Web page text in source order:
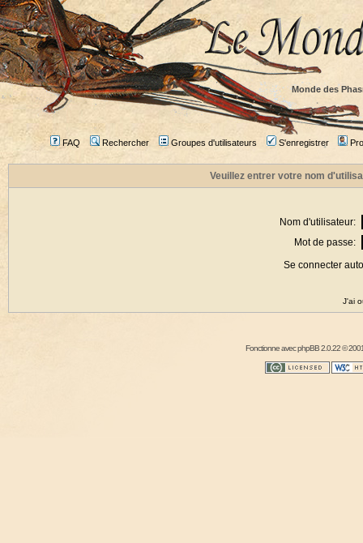
Monde des
FAQ Rechercher Groupes d'utilisateurs S'enregistrer
Veuillez entrer votre nom
Nom d'utilisateur:
Mot de passe:
Se connecter
J'ai
Fonctionne avecphpBB2.0.22 ©